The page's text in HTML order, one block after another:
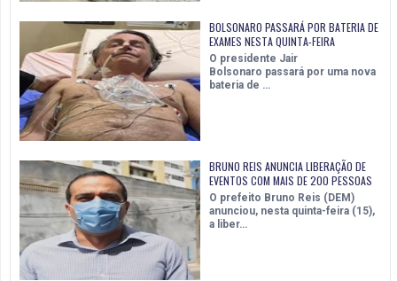
BOLSONARO PASSARÁ POR BATERIA DE
EXAMES NESTA QUINTA-FEIRA
O presidente Jair
Bolsonaro passará por uma nova
bateria de …
BRUNO REIS ANUNCIA LIBERAÇÃO DE
EVENTOS COM MAIS DE 200 PESSOAS
O prefeito Bruno Reis (DEM)
anunciou, nesta quinta-feira (15),
a liber…